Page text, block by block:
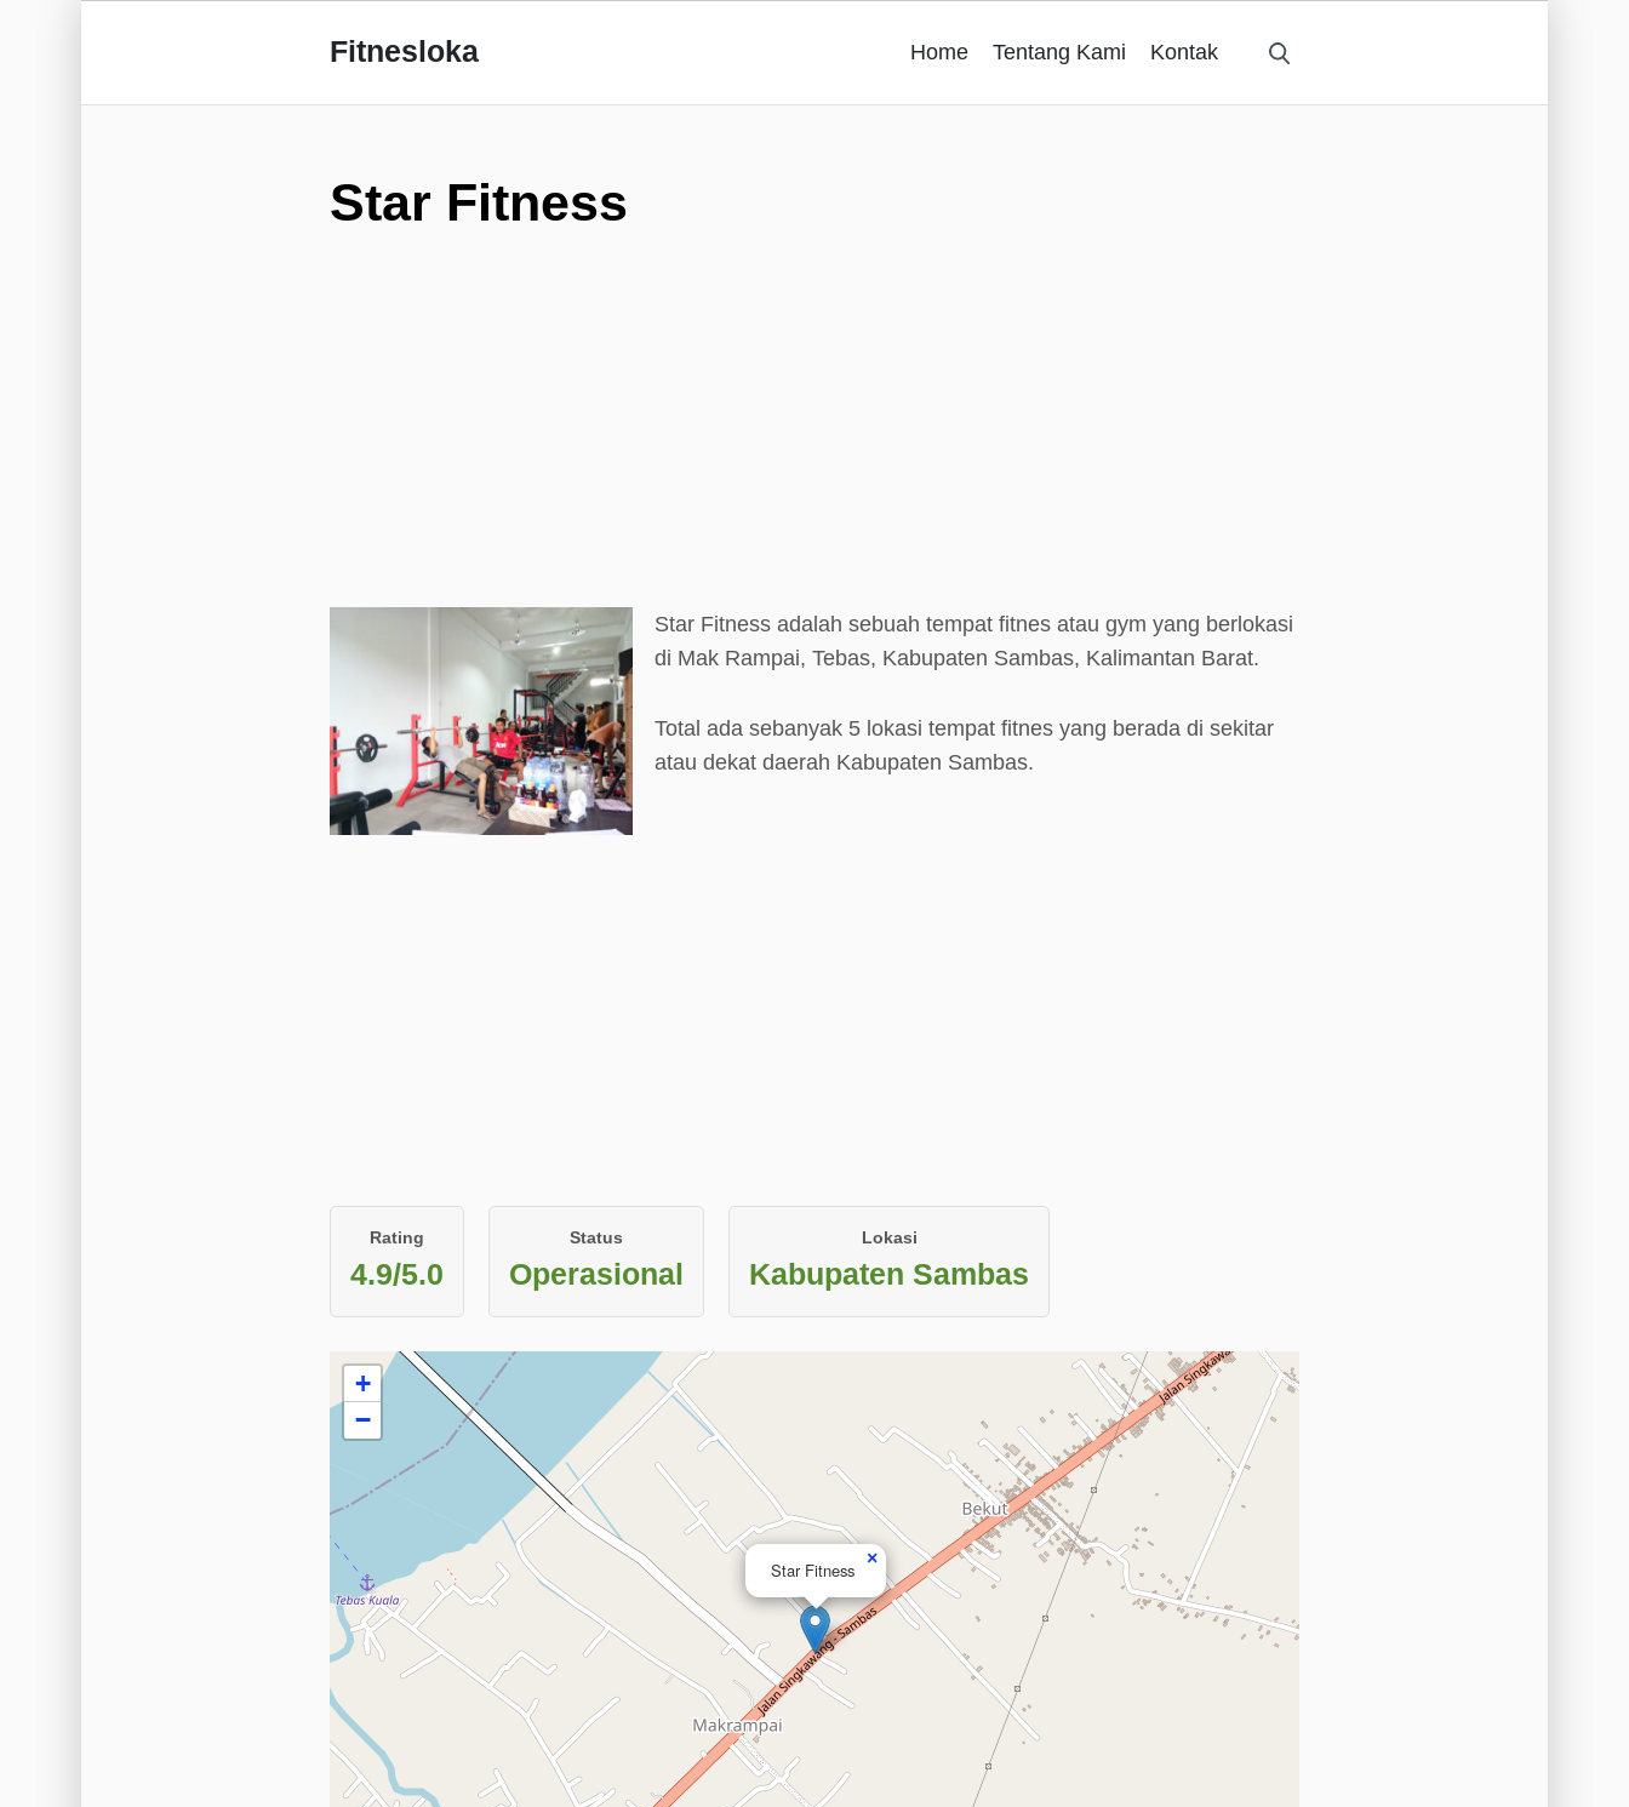
Fitnesloka Home Tentang Kami Kontak
Star Fitness
Star Fitness adalah sebuah tempat fitnes atau gym yang berlokasi
di Mak Rampai, Tebas, Kabupaten Sambas, Kalimantan Barat.
Total ada sebanyak 5 lokasi tempat fitnes yang berada di sekitar
atau dekat daerah Kabupaten Sambas.
Rating
4.9/5.0
Status
Operasional
Lokasi
Kabupaten Sambas
Star Fitness
×
+
−